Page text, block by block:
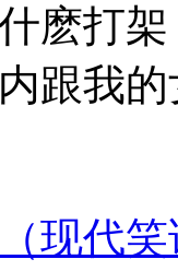
麽打
跟我
现代